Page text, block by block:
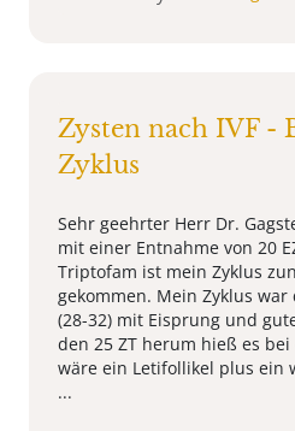
Zysten nach IVF -
Zyklus
Sehr geehrter Herr Dr.
mit einer Entnahme von 20
Triptofam ist mein Zyklus
gekommen. Mein Zyklus
(28-32) mit Eisprung und
den 25 ZT herum hieß es
wäre ein Letifollikel plus ein
...